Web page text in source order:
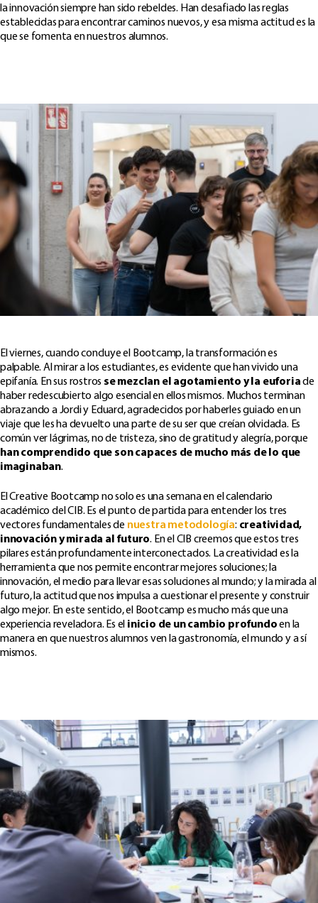
la innovación siempre han sido rebeldes. Han desafiado las reglas
establecidas para encontrar caminos nuevos, y esa misma actitud es la
que se fomenta en nuestros alumnos.
El viernes, cuando concluye el Bootcamp, la transformación es
palpable. Al mirar a los estudiantes, es evidente que han vivido una
epifanía. En sus rostros se mezclan el agotamiento y la euforiade
haber redescubierto algo esencial en ellos mismos. Muchos terminan
abrazando a Jordi y Eduard, agradecidos por haberles guiado en un
viaje que les ha devuelto una parte de su ser que creían olvidada. Es
común ver lágrimas, no de tristeza, sino de gratitud y alegría, porque
han comprendido que son capaces de mucho más de lo que
imaginaban.
El Creative Bootcamp no solo es una semana en el calendario
académico del CIB. Es el punto de partida para entender los tres
vectores fundamentales de nuestra metodología: creatividad,
innovación y mirada al futuro. En el CIB creemos que estos tres
pilares están profundamente interconectados. La creatividad es la
herramienta que nos permite encontrar mejores soluciones; la
innovación, el medio para llevar esas soluciones al mundo; y la mirada al
futuro, la actitud que nos impulsa a cuestionar el presente y construir
algo mejor. En este sentido, el Bootcamp es mucho más que una
experiencia reveladora. Es el inicio de un cambio profundoen la
manera en que nuestros alumnos ven la gastronomía, el mundo y a sí
mismos.